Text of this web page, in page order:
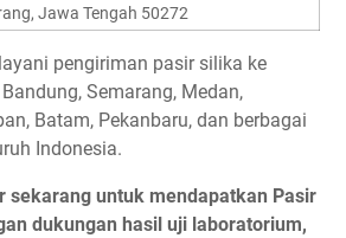
Jawa Tengah 50272
pengiriman pasir silika ke
Semarang, Medan,
Batam, Pekanbaru, dan berbagai
Indonesia.
sekarang untuk mendapatkan Pasir
dukungan hasil uji laboratorium,